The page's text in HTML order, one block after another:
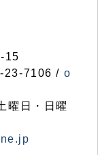
15
23-7106 / o
曜日・日曜